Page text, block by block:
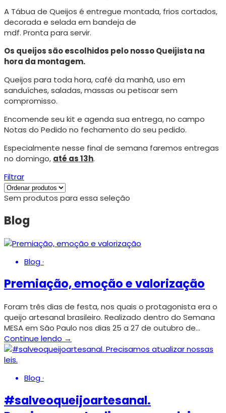
A Tábua de Queijos é entregue montada, frios cortados,
decorada e selada em bandeja de
mdf. Pronta para servir.
Os queijos são escolhidos pelo nosso Queijista na
hora da montagem.
Queijos para toda hora, café da manhã, uso em
sanduíches, saladas, massas ou petiscar sem
compromisso.
Encomende seu kit e agenda sua entrega, no campo
Notas do Pedido no fechamento do seu pedido.
Especialmente nesse final de semana faremos entregas
no domingo, até as 13h.
Filtrar
Sem produtos para essa seleção
Blog
Blog·
Premiação, emoção e valorização
Foram três dias de festa, nos quais o protagonista era o
queijo artesanal brasileiro. Realizado dentro do Semana
MESA em São Paulo nos dias 25 a 27 de outubro de…
Continue lendo →
Blog·
#salveoqueijoartesanal.